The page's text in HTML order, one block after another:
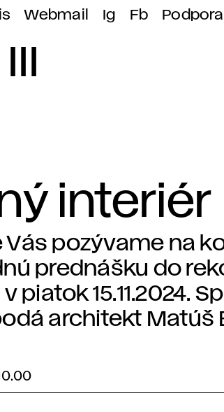
Webmail Ig Fb
interiér
Vás pozývame na
prednášku do
piatok 15.11.2024.
architekt Matúš